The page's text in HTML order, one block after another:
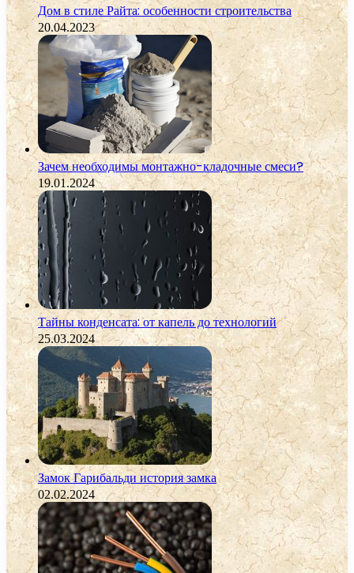
Дом в стиле Райта: особенности строительства
20.04.2023
Зачем необходимы монтажно-кладочные смеси?
19.01.2024
Тайны конденсата: от капель до технологий
25.03.2024
Замок Гарибальди история замка
02.02.2024